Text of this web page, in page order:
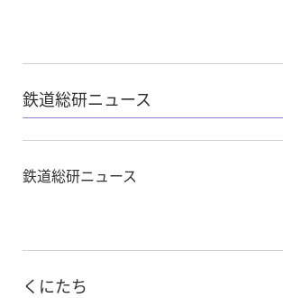
鉄道総研ニュース
鉄道総研ニュース
くにたち